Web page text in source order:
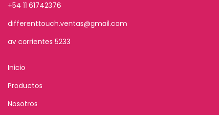
+54 11 61742376
differenttouch.ventas@gmail.com
av corrientes 5233
Inicio
Productos
Nosotros